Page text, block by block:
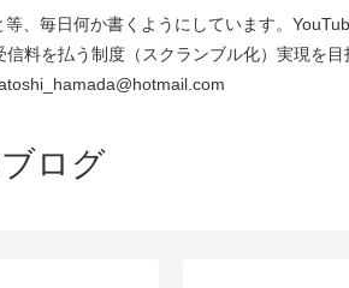
、毎日何か書くようにしています。
料を払う制度（スクランブル化）実現を
ログ